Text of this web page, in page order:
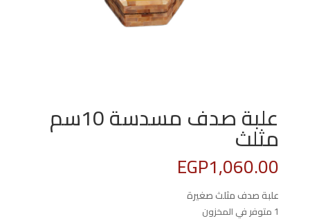
علبة صدف مسدسة 10سم
مثلث
EGP1,060.00
علبة صدف مثلث صغيرة
1 متوفر في المخزون